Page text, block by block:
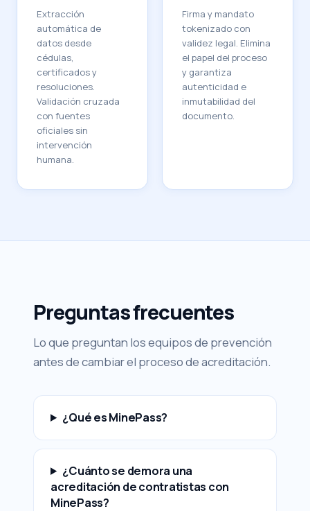
Extracción
automática de
datos desde
cédulas,
certificados y
resoluciones.
Validación cruzada
con fuentes
oficiales sin
intervención
humana.
Firma y mandato
tokenizado con
validez legal. Elimina
el papel del proceso
y garantiza
autenticidad e
inmutabilidad del
documento.
Preguntas frecuentes
Lo que preguntan los equipos de prevención
antes de cambiar el proceso de acreditación.
¿Qué es MinePass?
¿Cuánto se demora una
acreditación de contratistas con
MinePass?